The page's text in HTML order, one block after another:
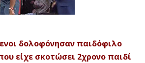
δολοφόνησαν παιδόφιλο
είχε σκοτώσει 2χρονο παιδί